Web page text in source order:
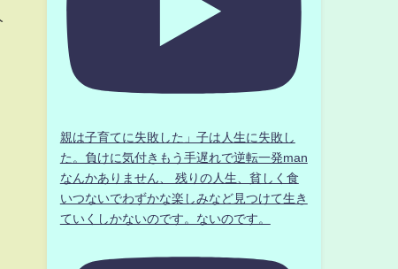
親は子育てに失敗した」子は人生に失敗し
た。負けに気付きもう手遅れで逆転一発man
なんかありません、 残りの人生、貧しく食
いつないでわずかな楽しみなど見つけて生き
ていくしかないのです。ないのです。